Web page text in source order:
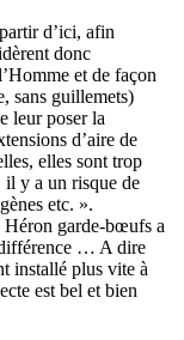
d’ici, afin
donc
et de façon
sans guillemets)
leur poser la
d’aire de
elles sont trop
il y a un risque de
etc. ».
Héron garde-bœufs a
… A dire
installé plus vite à
est bel et bien